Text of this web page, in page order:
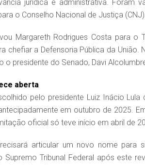
jurídica e administrativa. Foram
o Conselho Nacional de Justiça
Margareth Rodrigues Costa para o
chefiar a Defensoria Pública da
o presidente do Senado, Davi
aberta
pelo presidente Luiz Inácio
em outubro de 2025.
oficial só teve início em abril de
articular um novo nome para
Tribunal Federal após este